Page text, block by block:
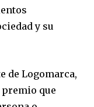
y su
de Logomarca,
que